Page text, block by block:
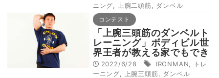
ニング
上腕二頭筋 ダンベル
コンテスト
「上腕三頭筋のダンベルト
レーニング」ボディビル世
界王者が教える家でもでき
る最強トレーニング種目と
は
2022/6/28 IRONMAN
トレ
ーニング
上腕三頭筋 ダンベル